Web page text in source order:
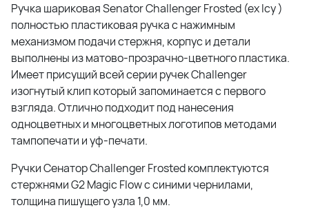
Ручка шариковая Senator Challenger Frosted (ex Icy )
полностью пластиковая ручка с нажимным
механизмом подачи стержня, корпус и детали
выполнены из матово-прозрачно-цветного пластика.
Имеет присущий всей серии ручек Challenger
изогнутый клип который запоминается с первого
взгляда. Отлично подходит под нанесения
одноцветных и многоцветных логотипов методами
тампопечати и уф-печати.
Ручки Сенатор Challenger Frosted комплектуются
стержнями G2 Magic Flow с синими чернилами,
толщина пишущего узла 1,0 мм.